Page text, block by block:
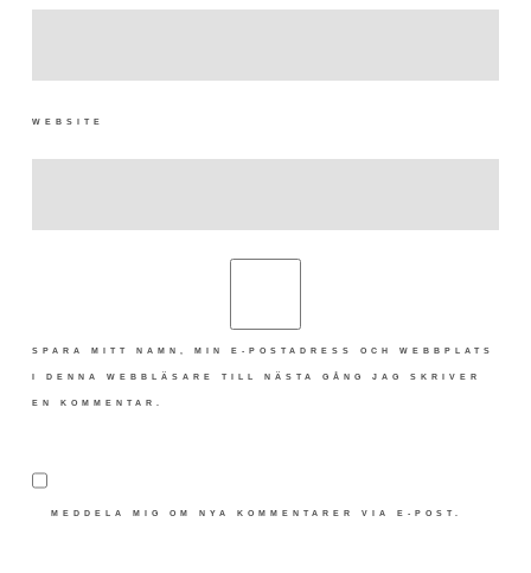
WEBSITE
SPARA MITT NAMN, MIN E-POSTADRESS OCH WEBBPLATS
I DENNA WEBBLÄSARE TILL NÄSTA GÅNG JAG SKRIVER
EN KOMMENTAR.
MEDDELA MIG OM NYA KOMMENTARER VIA E-POST.